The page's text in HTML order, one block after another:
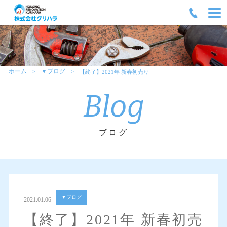
ホーム ▼ブログ 【終了】2021年 新春初売り
Blog
ブログ
2021.01.06 ▼ブログ
【終了】2021年 新春初売